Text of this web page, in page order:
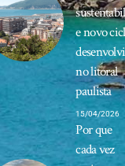
e novo
no litoral
paulista
15/04/2026
Por que
cada vez